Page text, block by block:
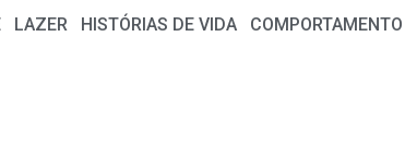
LAZER HISTÓRIAS DE VIDA COMPORTAMENTO